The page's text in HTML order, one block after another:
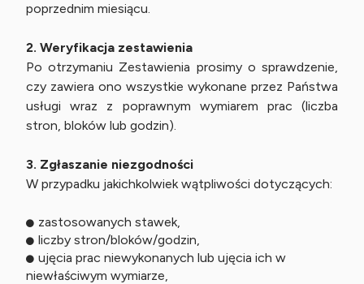
poprzednim miesiącu.
2. Weryfikacja zestawienia
Po otrzymaniu Zestawienia prosimy o sprawdzenie,
czy zawiera ono wszystkie wykonane przez Państwa
usługi wraz z poprawnym wymiarem prac (liczba
stron, bloków lub godzin).
3. Zgłaszanie niezgodności
W przypadku jakichkolwiek wątpliwości dotyczących:
zastosowanych stawek,
liczby stron/bloków/godzin,
ujęcia prac niewykonanych lub ujęcia ich w
niewłaściwym wymiarze,